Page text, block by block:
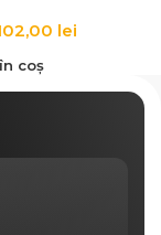
lei
coș